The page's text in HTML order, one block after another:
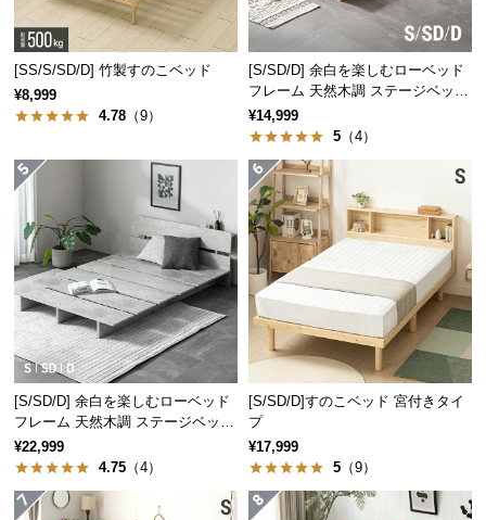
て
小
型
商
の
送
に
つ
い
て
開
梱
サ
[SS/S/SD/D] 竹製すのこベッド
¥8,999
4.78 （9）
[S/SD/D] 余白を楽しむローベッド
フレーム 天然木調 ステージベッド
ロボット掃除機対応
¥14,999
5 （4）
[S/SD/D] 余白を楽しむローベッド
フレーム 天然木調 ステージベッド
2口コンセントタイプ
¥22,999
4.75 （4）
[S/SD/D]すのこベッド 宮付きタイ
プ
¥17,999
5 （9）